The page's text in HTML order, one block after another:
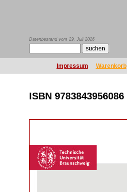
Datenbestand vom 29. Juli 2026
Impressum Warenkorb
ISBN 9783843956086